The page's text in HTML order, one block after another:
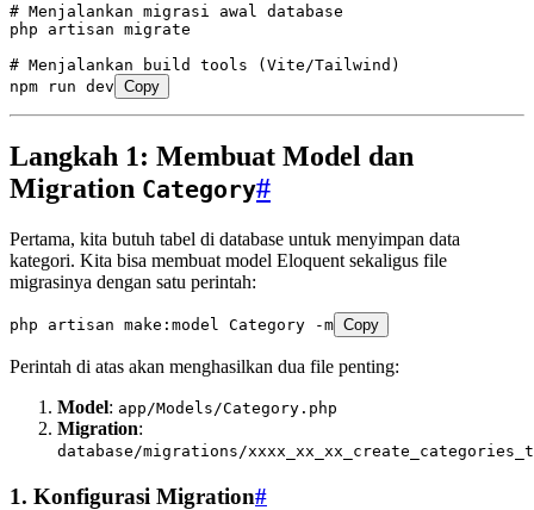
# Menjalankan migrasi awal database
php artisan migrate
# Menjalankan build tools (Vite/Tailwind)
npm run dev Copy
Langkah 1: Membuat Model dan
Migration Category#
Pertama, kita butuh tabel di database untuk menyimpan data
kategori. Kita bisa membuat model Eloquent sekaligus file
migrasinya dengan satu perintah:
php artisan make:model Category -m Copy
Perintah di atas akan menghasilkan dua file penting:
Model: app/Models/Category.php
Migration:
database/migrations/
1. Konfigurasi Migration#